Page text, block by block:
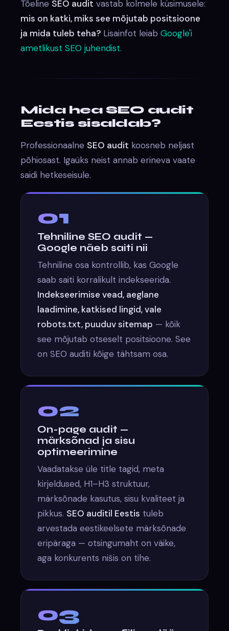
Tõeline SEO audit vastab kolmele küsimusele:
mis on katki, miks see mõjutab positsioone
ja mida tuleb teha? Lisainfot leiabGoogle'i
ametlikust SEO juhendist.
Mida hea SEO audit
Eestis sisaldab?
Professionaalne SEO audit koosneb neljast
põhiosast. Igaüks neist annab erineva vaate
saidi hetkeseisule.
01
Tehniline SEO audit —
Google näeb saiti nii
Tehniline osa kontrollib, kas Google
saab saiti korralikult indekseerida.
Indekseerimise vead, aeglane
laadimine, katkised lingid, vale
robots.txt, puuduv sitemap — kõik
see mõjutab otseselt positsioone. See
on SEO auditi kõige tähtsam osa.
02
On-page audit —
märksõnad ja sisu
optimeerimine
Vaadatakse üle title tagid, meta
kirjeldused, H1–H3 struktuur,
märksõnade kasutus, sisu kvaliteet ja
pikkus. SEO auditil Eestis tuleb
arvestada eestikeelsete märksõnade
eripäraga — otsingumaht on väike,
aga konkurents nišis on tihe.
03